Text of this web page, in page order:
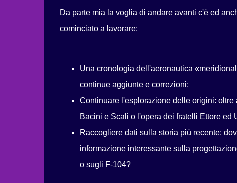
Da parte mia la voglia di andare avanti c'è ed
cominciato a lavorare:
Una cronologia dell'aeronautica
continue aggiunte e correzioni;
Continuare l'esplorazione delle origini: oltre
Bacini e Scali o l'opera dei fratelli Ettore ed
Raccogliere dati sulla storia più recente:
informazione interessante sulla
o sugli F-104?